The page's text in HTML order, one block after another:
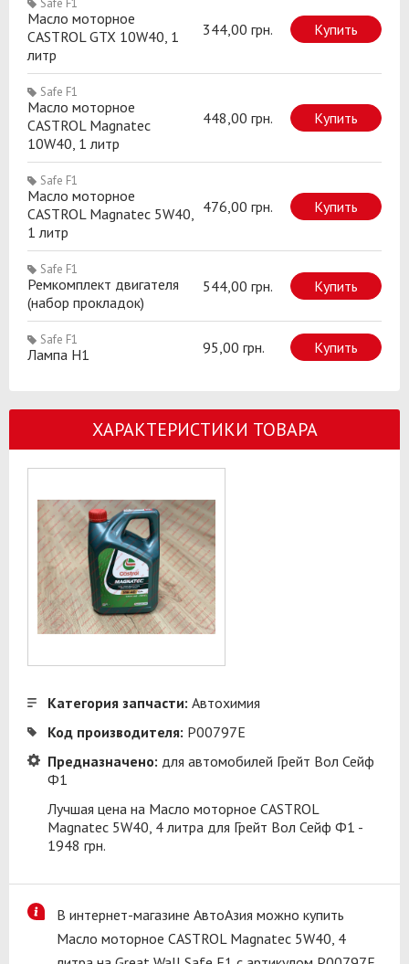
Масло моторное
CASTROL GTX 10W40, 1
литр
344,00 грн. Купить
Safe F1
Масло моторное
CASTROL Magnatec
10W40, 1 литр
448,00 грн. Купить
Safe F1
Масло моторное
CASTROL Magnatec 5W40,
1 литр
476,00 грн. Купить
Safe F1
Ремкомплект двигателя
(набор прокладок)
544,00 грн. Купить
Safe F1
Лампа H1 95,00 грн. Купить
ХАРАКТЕРИСТИКИ ТОВАРА
Категория запчасти: Автохимия
Код производителя: P00797E
Предназначено: для автомобилей Грейт Вол Сейф
Ф1
Лучшая цена на Масло моторное CASTROL
Magnatec 5W40, 4 литра для Грейт Вол Сейф Ф1 -
1948 грн.
В интернет-магазине АвтоАзия можно купить
Масло моторное CASTROL Magnatec 5W40, 4